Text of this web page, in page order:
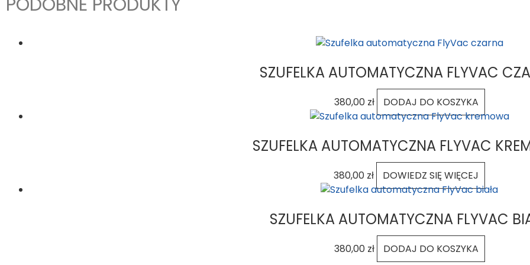
SZUFELKA AUTOMATYCZNA FLYVAC
380,00 zł DODAJ DO KOSZYKA
SZUFELKA AUTOMATYCZNA FLYVAC
380,00 zł DOWIEDZ SIĘ WIĘCEJ
SZUFELKA AUTOMATYCZNA FLYVAC
380,00 zł DODAJ DO KOSZYKA